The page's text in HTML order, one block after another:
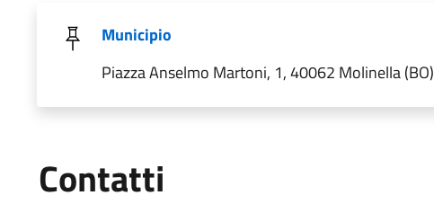
Municipio
Piazza Anselmo Martoni, 1, 40062 Molinella (BO)
Contatti